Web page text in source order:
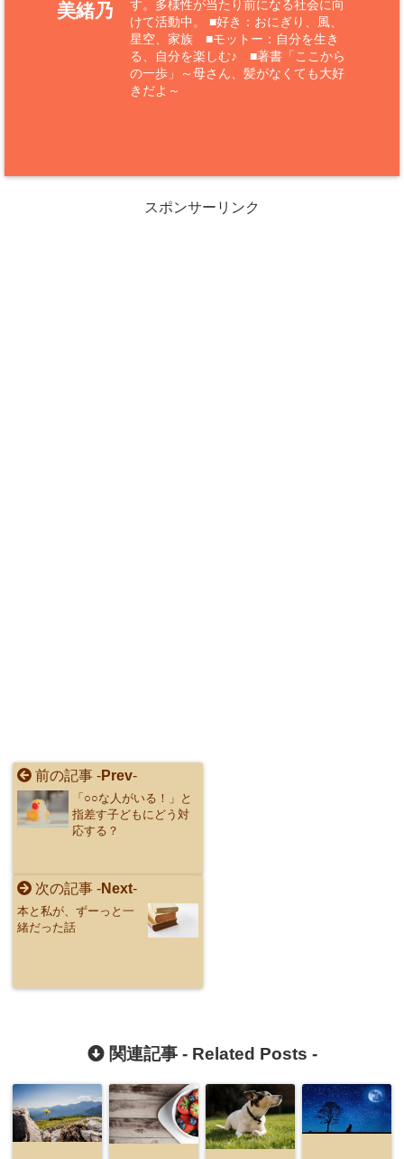
美緒乃
す。多様性が当たり前になる社会に向
けて活動中。 ■好き：おにぎり、風、
星空、家族 ■モットー：自分を生き
る、自分を楽しむ♪ ■著書「ここから
の一歩」～母さん、髪がなくても大好
きだよ～
スポンサーリンク
前の記事 -Prev-
「○○な人がいる！」と
指差す子どもにどう対
応する？
次の記事 -Next-
本と私が、ずーっと一
緒だった話
関連記事 - Related Posts -